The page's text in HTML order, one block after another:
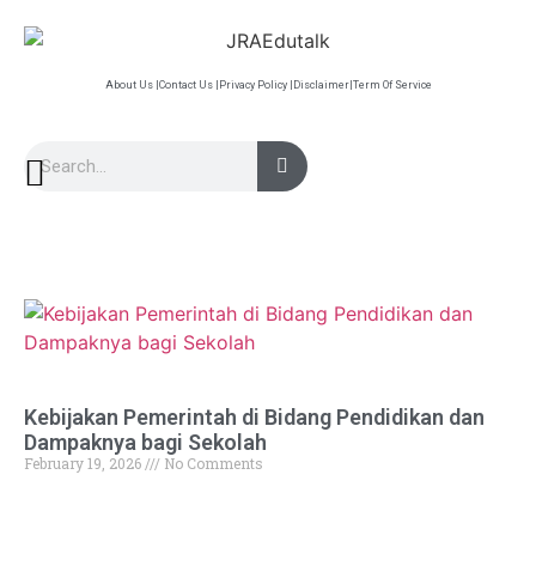
About Us | Contact Us | Privacy Policy | Disclaimer| Term Of Service
Kebijakan Pemerintah di Bidang Pendidikan dan
Dampaknya bagi Sekolah
February 19, 2026 No Comments